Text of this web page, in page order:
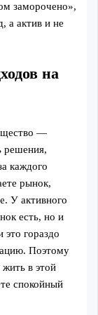
заморочено»,
а актив и не
на
—
решения,
каждого
рынок,
У активного
есть, но и
это гораздо
Поэтому
в этой
спокойный